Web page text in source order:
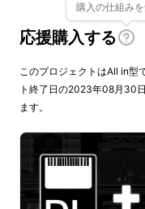
させていただく
なさまからご要
今回はストレッ
る予定で進行さ
あわせてリター
こちらも多くの
応援購入する
購入の仕組み
このプロジェクトはAll in型
ト終了日の2023年08月30
ます。